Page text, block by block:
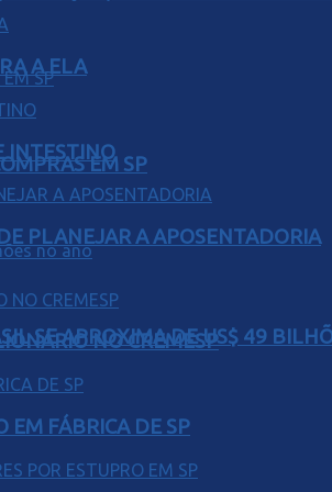
EM SP
SE APROXIMA DE US$ 49
A ELA
INTESTINO
PLANEJAR A APOSENTADORIA
NO CREMESP
EM FÁBRICA DE SP